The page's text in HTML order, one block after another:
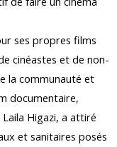
ses propres films
cinéastes et de non-
la communauté et
documentaire,
Higazi, a attiré
et sanitaires posés